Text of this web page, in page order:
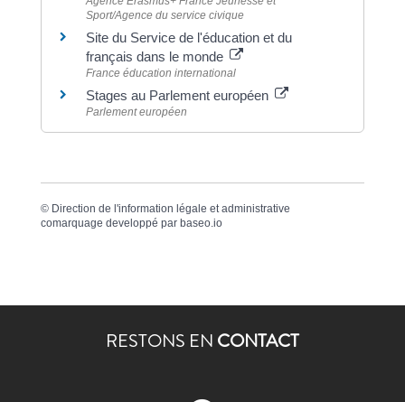
Sport/Agence du service civique
Site du Service de l'éducation et du
français dans le monde
France éducation international
Stages au Parlement européen
Parlement européen
© Direction de l'information légale et administrative
comarquage developpé par baseo.io
RESTONS EN CONTACT